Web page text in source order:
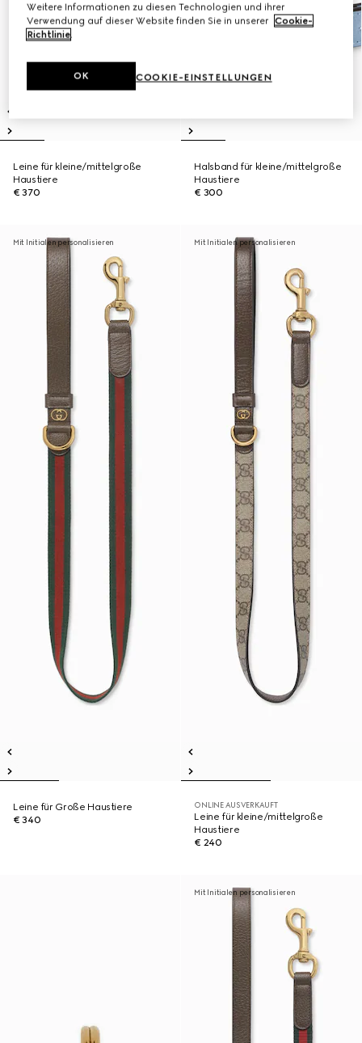
Leine für kleine/mittelgroße
Haustiere
€ 370
Halsband für kleine/mittelgroße
Haustiere
€ 300
Mit Initialen personalisieren
Leine für Große Haustiere
€ 340
Mit Initialen personalisieren
ONLINE AUSVERKAUFT
Leine für kleine/mittelgroße
Haustiere
€ 240
Mit Initialen personalisieren
Weitere Informationen zu diesen Technologien und ihrer
Verwendung auf dieser Website finden Sie in unserer Cookie-
Richtlinie.
COOKIE-EINSTELLUNGEN
OK